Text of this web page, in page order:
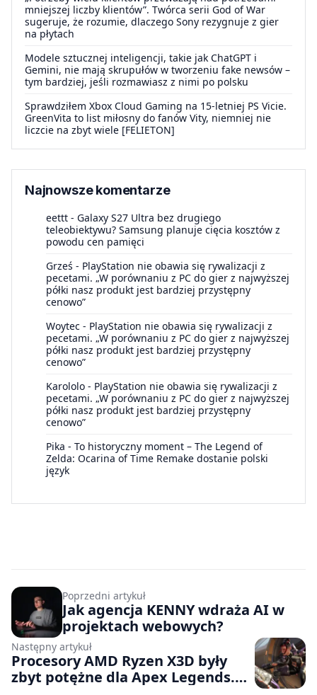
mniejszej liczby klientów”. Twórca serii God of War
sugeruje, że rozumie, dlaczego Sony rezygnuje z gier
na płytach
Modele sztucznej inteligencji, takie jak ChatGPT i
Gemini, nie mają skrupułów w tworzeniu fake newsów –
tym bardziej, jeśli rozmawiasz z nimi po polsku
Sprawdziłem Xbox Cloud Gaming na 15-letniej PS Vicie.
GreenVita to list miłosny do fanów Vity, niemniej nie
liczcie na zbyt wiele [FELIETON]
Najnowsze komentarze
eettt - Galaxy S27 Ultra bez drugiego
teleobiektywu? Samsung planuje cięcia kosztów z
powodu cen pamięci
Grześ - PlayStation nie obawia się rywalizacji z
pecetami. „W porównaniu z PC do gier z najwyższej
półki nasz produkt jest bardziej przystępny
cenowo”
Woytec - PlayStation nie obawia się rywalizacji z
pecetami. „W porównaniu z PC do gier z najwyższej
półki nasz produkt jest bardziej przystępny
cenowo”
Karololo - PlayStation nie obawia się rywalizacji z
pecetami. „W porównaniu z PC do gier z najwyższej
półki nasz produkt jest bardziej przystępny
cenowo”
Pika - To historyczny moment – The Legend of
Zelda: Ocarina of Time Remake dostanie polski
język
Poprzedni artykuł
Jak agencja KENNY wdraża AI w
projektach webowych?
Następny artykuł
Procesory AMD Ryzen X3D były
zbyt potężne dla Apex Legends.